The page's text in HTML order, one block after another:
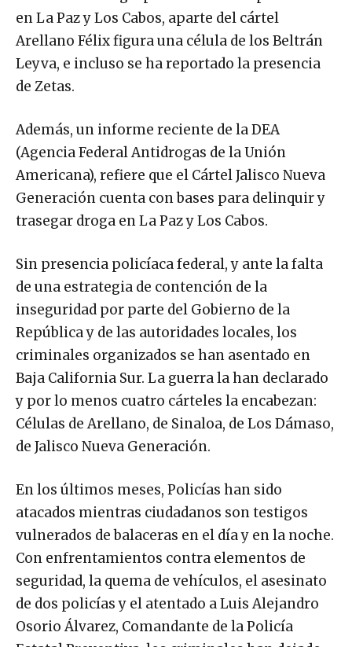
en La Paz y Los Cabos, aparte del cártel
Arellano Félix figura una célula de los Beltrán
Leyva, e incluso se ha reportado la presencia
de Zetas.
Además, un informe reciente de la DEA
(Agencia Federal Antidrogas de la Unión
Americana), refiere que el Cártel Jalisco Nueva
Generación cuenta con bases para delinquir y
trasegar droga en La Paz y Los Cabos.
Sin presencia policíaca federal, y ante la falta
de una estrategia de contención de la
inseguridad por parte del Gobierno de la
República y de las autoridades locales, los
criminales organizados se han asentado en
Baja California Sur. La guerra la han declarado
y por lo menos cuatro cárteles la encabezan:
Células de Arellano, de Sinaloa, de Los Dámaso,
de Jalisco Nueva Generación.
En los últimos meses, Policías han sido
atacados mientras ciudadanos son testigos
vulnerados de balaceras en el día y en la noche.
Con enfrentamientos contra elementos de
seguridad, la quema de vehículos, el asesinato
de dos policías y el atentado a Luis Alejandro
Osorio Álvarez, Comandante de la Policía